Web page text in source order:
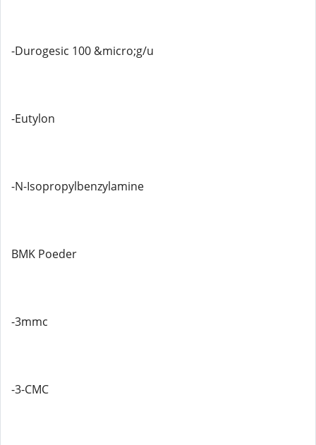
-Durogesic 100 &micro;g/u
-Eutylon
-N-Isopropylbenzylamine
BMK Poeder
-3mmc
-3-CMC